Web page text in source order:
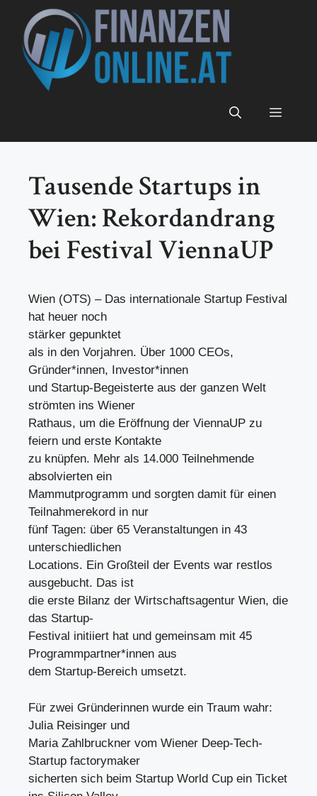
Inhalt
springen
Menü
Tausende Startups in
Wien: Rekordandrang
bei Festival ViennaUP
Wien (OTS) – Das internationale Startup Festival
hat heuer noch
stärker gepunktet
als in den Vorjahren. Über 1000 CEOs,
Gründer*innen, Investor*innen
und Startup-Begeisterte aus der ganzen Welt
strömten ins Wiener
Rathaus, um die Eröffnung der ViennaUP zu
feiern und erste Kontakte
zu knüpfen. Mehr als 14.000 Teilnehmende
absolvierten ein
Mammutprogramm und sorgten damit für einen
Teilnahmerekord in nur
fünf Tagen: über 65 Veranstaltungen in 43
unterschiedlichen
Locations. Ein Großteil der Events war restlos
ausgebucht. Das ist
die erste Bilanz der Wirtschaftsagentur Wien, die
das Startup-
Festival initiiert hat und gemeinsam mit 45
Programmpartner*innen aus
dem Startup-Bereich umsetzt.
Für zwei Gründerinnen wurde ein Traum wahr:
Julia Reisinger und
Maria Zahlbruckner vom Wiener Deep-Tech-
Startup factorymaker
sicherten sich beim Startup World Cup ein Ticket